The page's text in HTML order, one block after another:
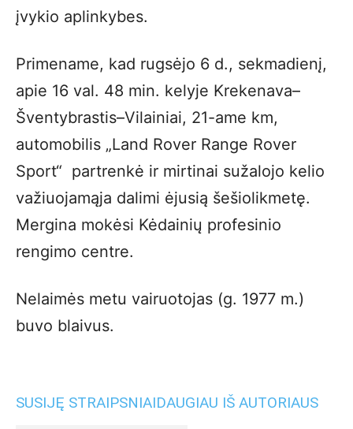
įvykio aplinkybes.
Primename, kad rugsėjo 6 d., sekmadienį,
apie 16 val. 48 min. kelyje Krekenava–
Šventybrastis–Vilainiai, 21-ame km,
automobilis „Land Rover Range Rover
Sport“ partrenkė ir mirtinai sužalojo kelio
važiuojamąja dalimi ėjusią šešiolikmetę.
Mergina mokėsi Kėdainių profesinio
rengimo centre.
Nelaimės metu vairuotojas (g. 1977 m.)
buvo blaivus.
SUSIJĘ STRAIPSNIAIDAUGIAU IŠ AUTORIAUS